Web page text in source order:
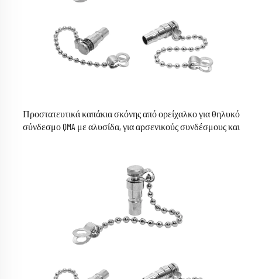
Προστατευτικά καπάκια σκόνης από ορείχαλκο για θηλυκό
σύνδεσμο QMA με αλυσίδα, για αρσενικούς συνδέσμους και